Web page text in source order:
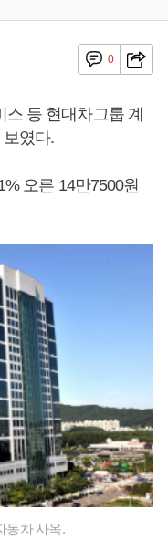
0
등 현대차그룹 계
였다.
오른 14만7500원
동차 사옥.